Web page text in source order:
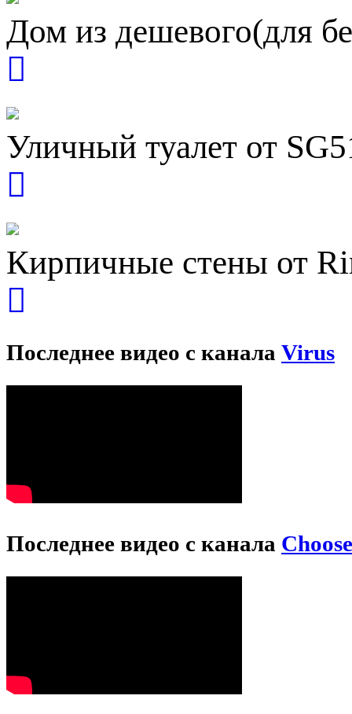
Дом из дешевого(для
Уличный туалет от
Кирпичные стены от
Последнее видео с канала Virus
Последнее видео с канала